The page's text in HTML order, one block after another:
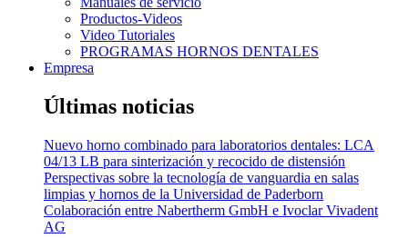
Productos-Videos
Video Tutoriales
PROGRAMAS HORNOS DENTALES
Empresa
Últimas noticias
Nuevo horno combinado para laboratorios dentales: LCA
04/13 LB para sinterización y recocido de distensión
Perspectivas sobre la tecnología de vanguardia en salas
limpias y hornos de la Universidad de Paderborn
Colaboración entre Nabertherm GmbH e Ivoclar Vivadent
AG